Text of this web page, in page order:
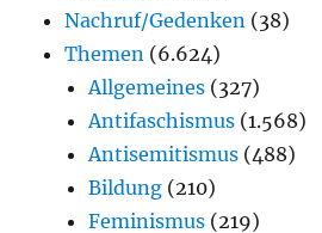
Nachruf/Gedenken (38)
Themen (6.624)
Allgemeines (327)
Antifaschismus (1.568)
Antisemitismus (488)
Bildung (210)
Feminismus (219)